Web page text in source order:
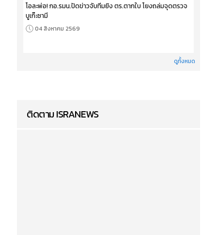
โอละพ่อ! กอ.รมน.ปัดข่าวจับทีมยิง ตร.ตากใบ โยงถล่มจุดตรวจ
บูเก๊ะซามี
04 สิงหาคม 2569
ดูทั้งหมด
ติดตาม ISRANEWS